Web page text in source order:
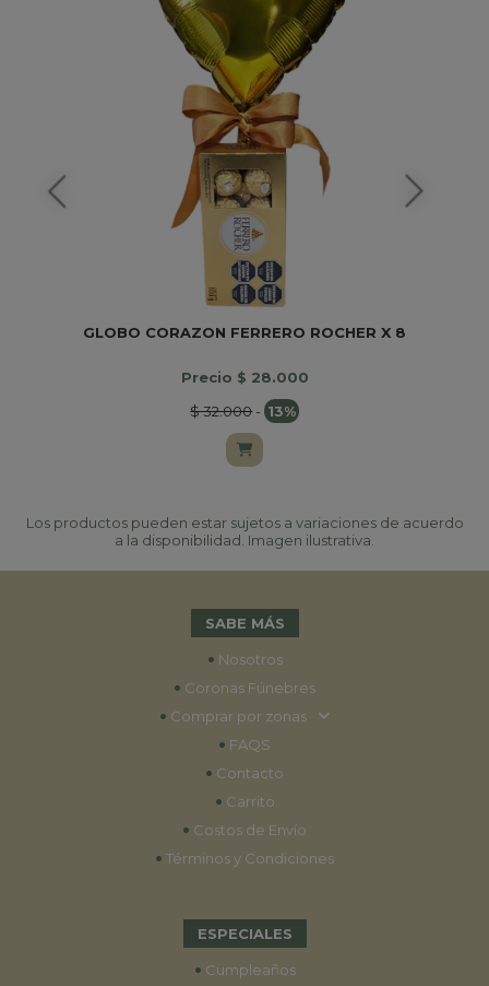
GLOBO CORAZON FERRERO ROCHER X 8
Precio $ 28.000
$ 32.000- 13%
Los productos pueden estar sujetos a variaciones de acuerdo
a la disponibilidad. Imagen ilustrativa.
SABE MÁS
• Nosotros
• Coronas Fúnebres
• Comprar por zonas
• FAQS
• Contacto
• Carrito
• Costos de Envío
• Términos y Condiciones
ESPECIALES
• Cumpleaños